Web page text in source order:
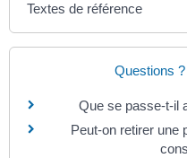
Textes de référence
Questions
Que se passe-t-il
Peut-on retirer une